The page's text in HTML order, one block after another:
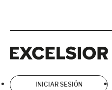
INICIAR SESIÓN